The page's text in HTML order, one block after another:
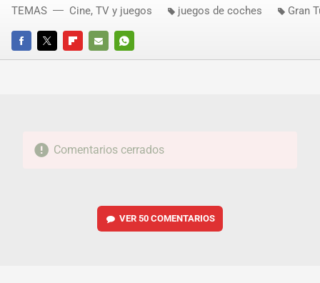
FACEBOOKTWITTERFLIPBOARD
E-
WHATSAPP
TEMAS Cine, TV y juegos juegos de coches Gran
Comentarios cerrados
VER 50 COMENTARIOS